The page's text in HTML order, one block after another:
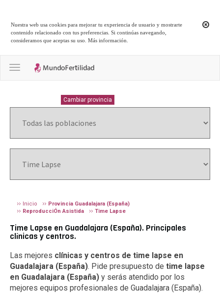
Nuestra web usa cookies para mejorar tu experiencia de usuario y mostrarte
contenido relacionado con tus preferencias. Si continúas navegando,
consideramos que aceptas su uso.Más información
Toggle navigation
Cambiar provincia
Inicio
Provincia Guadalajara (España)
ReproducciÓn Asistida
Time Lapse
Time Lapse en Guadalajara (España). Principales
clínicas y centros.
Las mejores clínicas y centros de time lapse en
Guadalajara (España). Pide presupuesto de time lapse
en Guadalajara (España) y serás atendido por los
mejores equipos profesionales de Guadalajara (España).